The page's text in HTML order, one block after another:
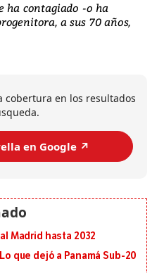
ha contagiado -o ha
a sus 70 años,
cobertura en los resultados
en Google ↗️
Madrid hasta 2032
que dejó a Panamá Sub-20